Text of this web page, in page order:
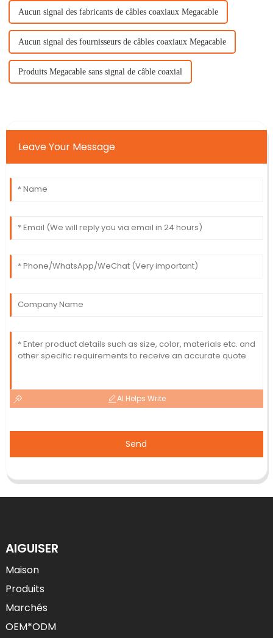
Aucun signal des fabricants de câbles coaxiaux Megacable
Aucun signal des fournisseurs de câbles coaxiaux Megacable
Produits Megacable sans signal de câble coaxial
Leave Your Message
AI Helps Write
Send
AIGUISER
Maison
Produits
Marchés
OEM*ODM